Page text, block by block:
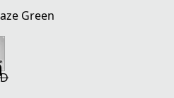
Green